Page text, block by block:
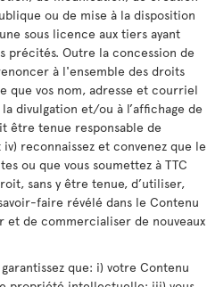
ou de mise à la disposition
sous licence aux tiers ayant
Outre la concession de
à l'ensemble des droits
que vos nom, adresse et courriel
divulgation et/ou à l’affichage de
être tenue responsable de
reconnaissez et convenez que le
ou que vous soumettez à TTC
sans y être tenue, d’utiliser,
faire révélé dans le Contenu
de commercialiser de nouveaux
que: i) votre Contenu